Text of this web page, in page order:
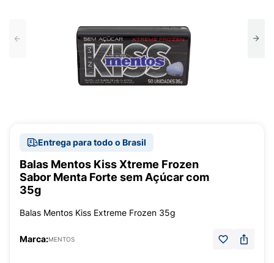
Entrega para todo o Brasil
Balas Mentos Kiss Xtreme Frozen
Sabor Menta Forte sem Açúcar com
35g
Balas Mentos Kiss Extreme Frozen 35g
Marca:MENTOS